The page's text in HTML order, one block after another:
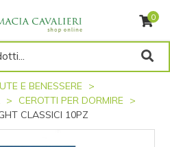
0
E BENESSERE
CEROTTI PER DORMIRE
CLASSICI 10PZ